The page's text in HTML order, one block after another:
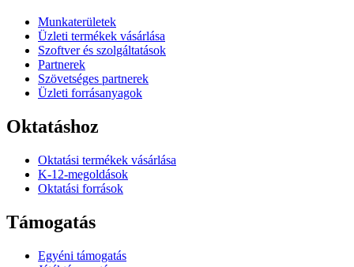
Munkaterületek
Üzleti termékek vásárlása
Szoftver és szolgáltatások
Partnerek
Szövetséges partnerek
Üzleti forrásanyagok
Oktatáshoz
Oktatási termékek vásárlása
K-12-megoldások
Oktatási források
Támogatás
Egyéni támogatás